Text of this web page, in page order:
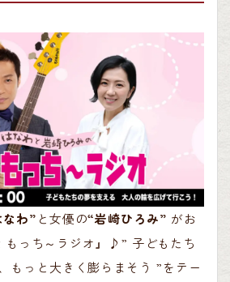
わ” と女優の“岩崎ひろみ” がお
もっち～ラジオ』♪” 子どもたち
もっと大きく膨らまそう ”をテー